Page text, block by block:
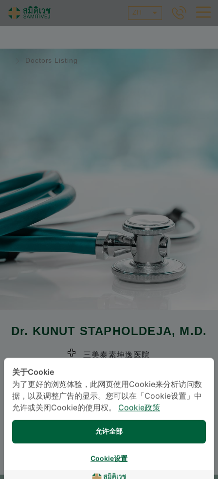
ZH
Doctors Listing
Dr. KUNUT STAPHOLDEJA, M.D.
三美泰素坤逸医院
Specialties: Thoracic Surgery -
Thoracic Surgery
语言
预约
关于Cookie
为了更好的浏览体验，此网页使用Cookie来分析访问数
据，以及调整广告的显示。您可以在「Cookie设置」中
允许或关闭Cookie的使用权。
Cookie政策
允许全部
Cookie设置